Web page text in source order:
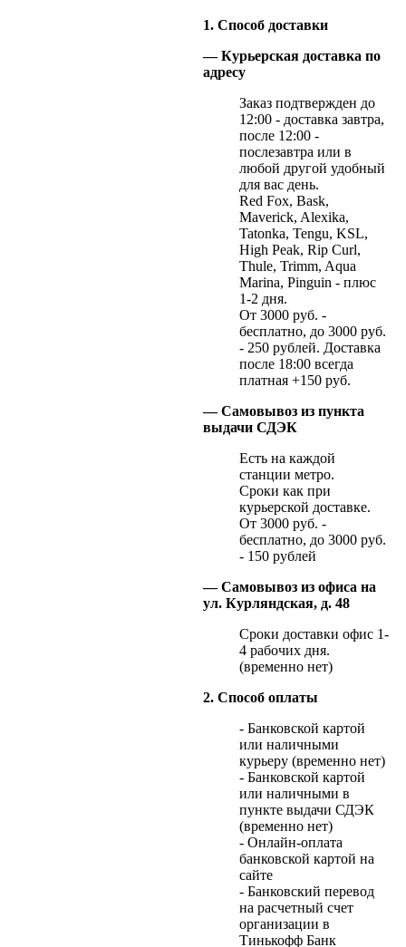
1. Способ доставки
— Курьерская доставка по
адресу
Заказ подтвержден до
12:00 - доставка завтра,
после 12:00 -
послезавтра или в
любой другой удобный
для вас день.
Red Fox, Bask,
Maverick, Alexika,
Tatonka, Tengu, KSL,
High Peak, Rip Curl,
Thule, Trimm, Aqua
Marina, Pinguin - плюс
1-2 дня.
От 3000 руб. -
бесплатно, до 3000 руб.
- 250 рублей. Доставка
после 18:00 всегда
платная +150 руб.
— Самовывоз из пункта
выдачи СДЭК
Есть на каждой
станции метро.
Сроки как при
курьерской доставке.
От 3000 руб. -
бесплатно, до 3000 руб.
- 150 рублей
— Самовывоз из офиса на
ул. Курляндская, д. 48
Сроки доставки офис 1-
4 рабочих дня.
(временно нет)
2. Способ оплаты
- Банковской картой
или наличными
курьеру (временно нет)
- Банковской картой
или наличными в
пункте выдачи СДЭК
(временно нет)
- Онлайн-оплата
банковской картой на
сайте
- Банковский перевод
на расчетный счет
организации в
Тинькофф Банк